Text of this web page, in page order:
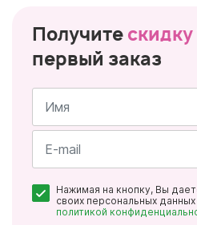
Получите скидку
первый заказ
Имя
*
Нажимая на кнопку, Вы
своих персональных
политикой